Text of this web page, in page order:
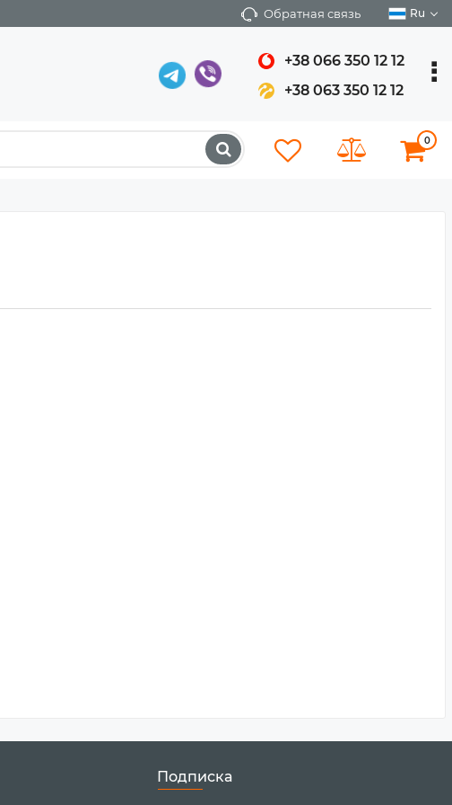
Обратная связь Ru
+38 066 350 12 12
+38 063 350 12 12
0
Подписка